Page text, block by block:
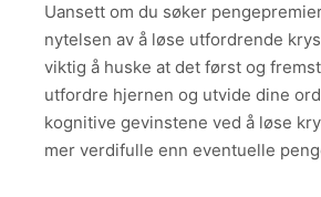
Uansett om du søker
nytelsen av å løse utfordrende
viktig å huske at det først og
utfordre hjernen og utvide dine
kognitive gevinstene ved å løse
mer verdifulle enn eventuelle